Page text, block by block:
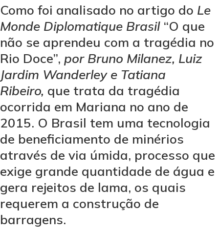
Como foi analisado no artigo do Le
Monde Diplomatique Brasil“O que
não se aprendeu com a tragédia no
Rio Doce”, por Bruno Milanez, Luiz
Jardim Wanderley e Tatiana
Ribeiro, que trata da tragédia
ocorrida em Mariana no ano de
2015. O Brasil tem uma tecnologia
de beneficiamento de minérios
através de via úmida, processo que
exige grande quantidade de água e
gera rejeitos de lama, os quais
requerem a construção de
barragens.